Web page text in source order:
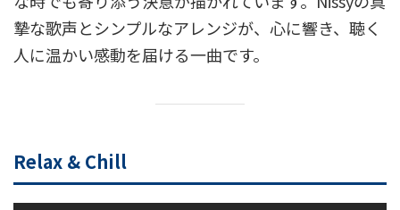
摯な歌声とシンプルなアレンジが、心に響き、聴く
人に温かい感動を届ける一曲です。
Relax & Chill